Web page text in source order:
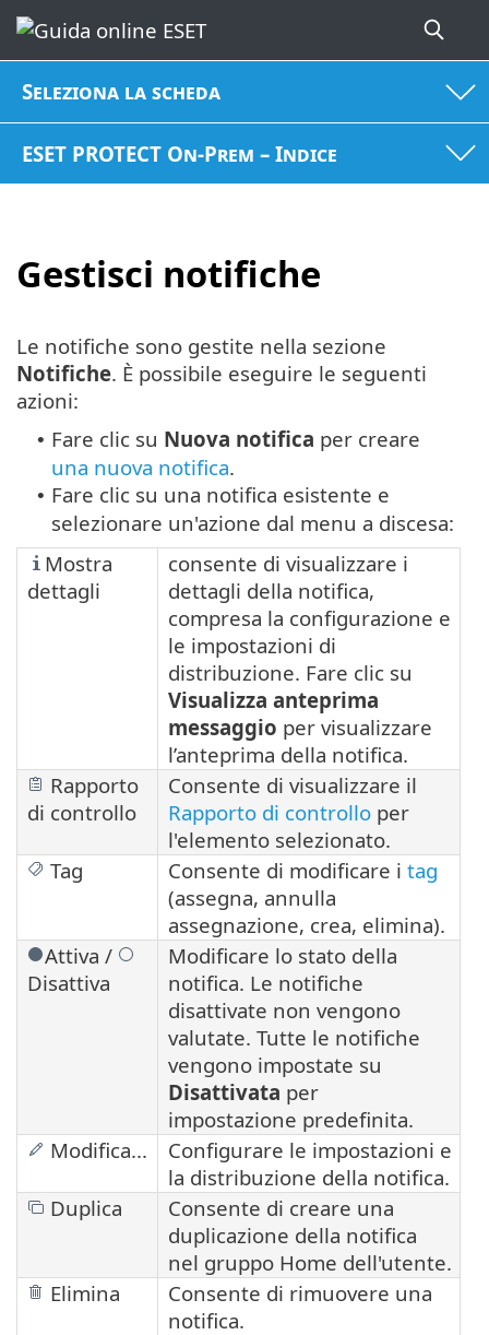
Seleziona la scheda
ESET PROTECT On-Prem – Indice
Gestisci notifiche
Le notifiche sono gestite nella sezione
Notifiche. È possibile eseguire le seguenti
azioni:
• Fare clic su Nuova notifica per creare
una nuova notifica.
• Fare clic su una notifica esistente e
selezionare un'azione dal menu a discesa:
Mostra
dettagli
consente di visualizzare i
dettagli della notifica,
compresa la configurazione e
le impostazioni di
distribuzione. Fare clic su
Visualizza anteprima
messaggio per visualizzare
l’anteprima della notifica.
Rapporto
di controllo
Consente di visualizzare il
Rapporto di controllo per
l'elemento selezionato.
Tag
Consente di modificare i tag
(assegna, annulla
assegnazione, crea, elimina).
Attiva /
Disattiva
Modificare lo stato della
notifica. Le notifiche
disattivate non vengono
valutate. Tutte le notifiche
vengono impostate su
Disattivata per
impostazione predefinita.
Modifica...
Configurare le impostazioni e
la distribuzione della notifica.
Duplica
Consente di creare una
duplicazione della notifica
nel gruppo Home dell'utente.
Elimina
Consente di rimuovere una
notifica.